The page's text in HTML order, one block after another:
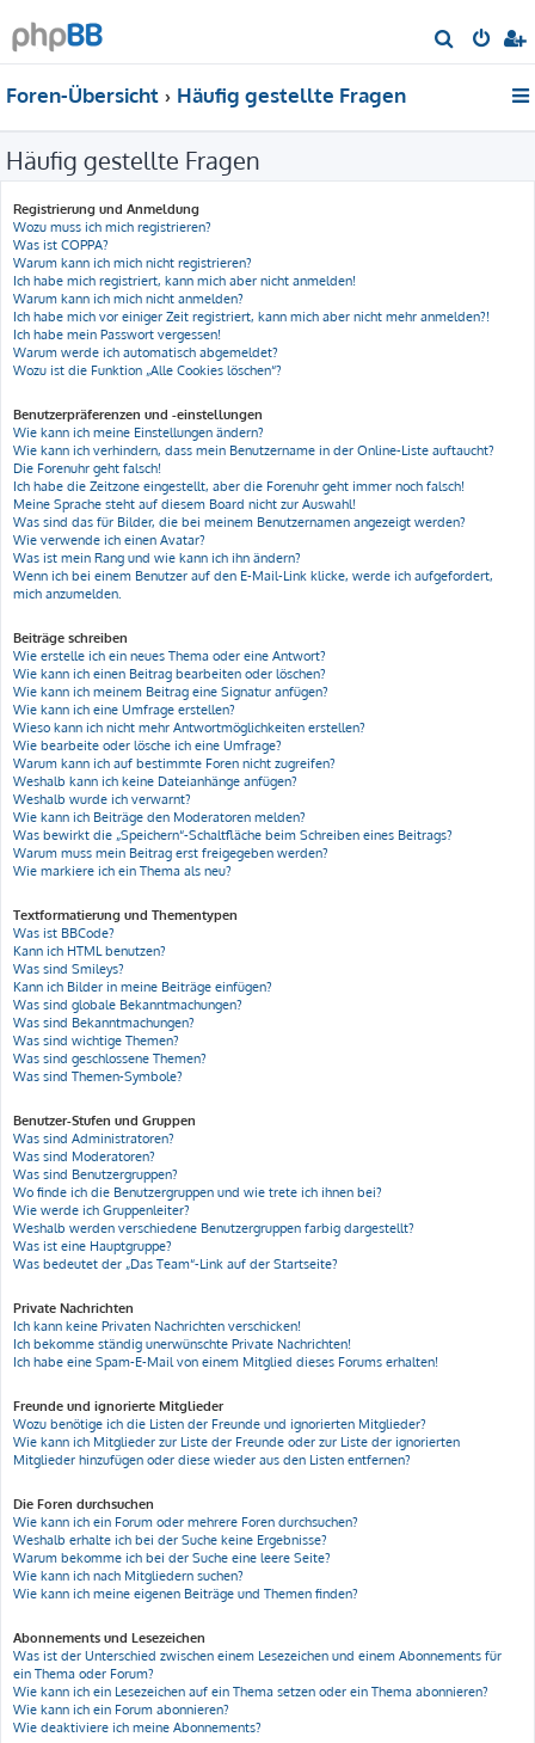
u
Foren-Übersicht Häufig gestellte Fragen
Häufig gestellte Fragen
Registrierung und Anmeldung
Wozu muss ich mich registrieren?
Was ist COPPA?
Warum kann ich mich nicht registrieren?
Ich habe mich registriert, kann mich aber nicht anmelden!
Warum kann ich mich nicht anmelden?
Ich habe mich vor einiger Zeit registriert, kann mich aber nicht mehr anmelden?!
Ich habe mein Passwort vergessen!
Warum werde ich automatisch abgemeldet?
Wozu ist die Funktion „Alle Cookies löschen“?
Benutzerpräferenzen und -einstellungen
Wie kann ich meine Einstellungen ändern?
Wie kann ich verhindern, dass mein Benutzername in der Online-Liste auftaucht?
Die Forenuhr geht falsch!
Ich habe die Zeitzone eingestellt, aber die Forenuhr geht immer noch falsch!
Meine Sprache steht auf diesem Board nicht zur Auswahl!
Was sind das für Bilder, die bei meinem Benutzernamen angezeigt werden?
Wie verwende ich einen Avatar?
Was ist mein Rang und wie kann ich ihn ändern?
Wenn ich bei einem Benutzer auf den E-Mail-Link klicke, werde ich aufgefordert,
mich anzumelden.
Beiträge schreiben
Wie erstelle ich ein neues Thema oder eine Antwort?
Wie kann ich einen Beitrag bearbeiten oder löschen?
Wie kann ich meinem Beitrag eine Signatur anfügen?
Wie kann ich eine Umfrage erstellen?
Wieso kann ich nicht mehr Antwortmöglichkeiten erstellen?
Wie bearbeite oder lösche ich eine Umfrage?
Warum kann ich auf bestimmte Foren nicht zugreifen?
Weshalb kann ich keine Dateianhänge anfügen?
Weshalb wurde ich verwarnt?
Wie kann ich Beiträge den Moderatoren melden?
Was bewirkt die „Speichern“-Schaltfläche beim Schreiben eines Beitrags?
Warum muss mein Beitrag erst freigegeben werden?
Wie markiere ich ein Thema als neu?
Textformatierung und Thementypen
Was ist BBCode?
Kann ich HTML benutzen?
Was sind Smileys?
Kann ich Bilder in meine Beiträge einfügen?
Was sind globale Bekanntmachungen?
Was sind Bekanntmachungen?
Was sind wichtige Themen?
Was sind geschlossene Themen?
Was sind Themen-Symbole?
Benutzer-Stufen und Gruppen
Was sind Administratoren?
Was sind Moderatoren?
Was sind Benutzergruppen?
Wo finde ich die Benutzergruppen und wie trete ich ihnen bei?
Wie werde ich Gruppenleiter?
Weshalb werden verschiedene Benutzergruppen farbig dargestellt?
Was ist eine Hauptgruppe?
Was bedeutet der „Das Team“-Link auf der Startseite?
Private Nachrichten
Ich kann keine Privaten Nachrichten verschicken!
Ich bekomme ständig unerwünschte Private Nachrichten!
Ich habe eine Spam-E-Mail von einem Mitglied dieses Forums erhalten!
Freunde und ignorierte Mitglieder
Wozu benötige ich die Listen der Freunde und ignorierten Mitglieder?
Wie kann ich Mitglieder zur Liste der Freunde oder zur Liste der ignorierten
Mitglieder hinzufügen oder diese wieder aus den Listen entfernen?
Die Foren durchsuchen
Wie kann ich ein Forum oder mehrere Foren durchsuchen?
Weshalb erhalte ich bei der Suche keine Ergebnisse?
Warum bekomme ich bei der Suche eine leere Seite?
Wie kann ich nach Mitgliedern suchen?
Wie kann ich meine eigenen Beiträge und Themen finden?
Abonnements und Lesezeichen
Was ist der Unterschied zwischen einem Lesezeichen und einem Abonnements für
ein Thema oder Forum?
Wie kann ich ein Lesezeichen auf ein Thema setzen oder ein Thema abonnieren?
Wie kann ich ein Forum abonnieren?
Wie deaktiviere ich meine Abonnements?